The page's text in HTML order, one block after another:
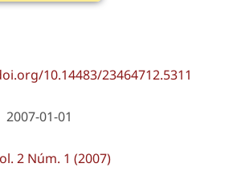
10.14483/23464712.5311
2007-01-01
2 Núm. 1 (2007)